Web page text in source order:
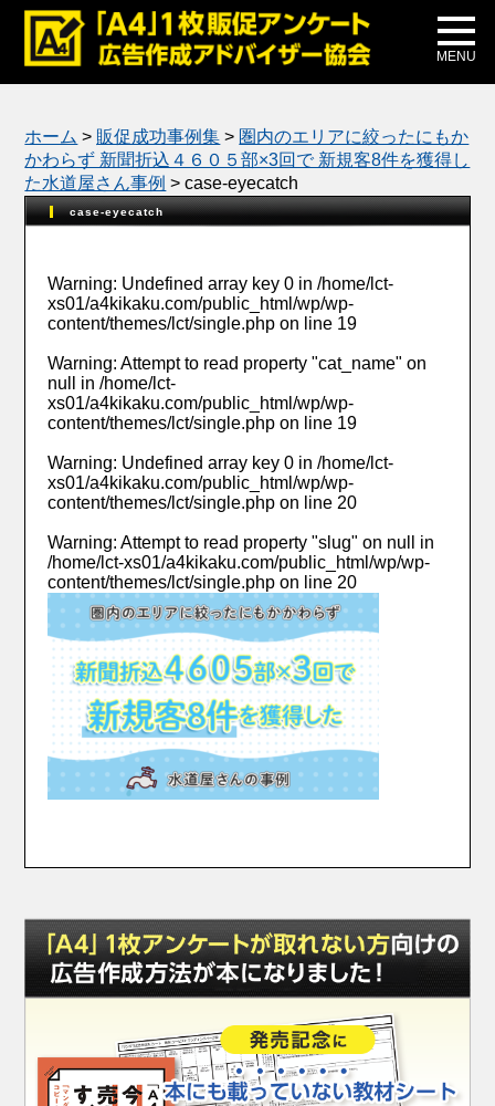
MENU
メディア掲載
公式ブログ
ホーム > 販促成功事例集 > 圏内のエリアに絞ったにもか
かわらず 新聞折込４６０５部×3回で 新規客8件を獲得し
た水道屋さん事例 >case-eyecatch
case-eyecatch
Warning: Undefined array key 0 in/home/lct-
xs01/a4kikaku.com/public_html/wp/wp-
content/themes/lct/single.php on line 19
Warning: Attempt to read property "cat_name" on
null in/home/lct-
xs01/a4kikaku.com/public_html/wp/wp-
content/themes/lct/single.php on line 19
Warning: Undefined array key 0 in/home/lct-
xs01/a4kikaku.com/public_html/wp/wp-
content/themes/lct/single.php on line 20
Warning: Attempt to read property "slug" on null in
/home/lct-xs01/a4kikaku.com/public_html/wp/wp-
content/themes/lct/single.php on line 20